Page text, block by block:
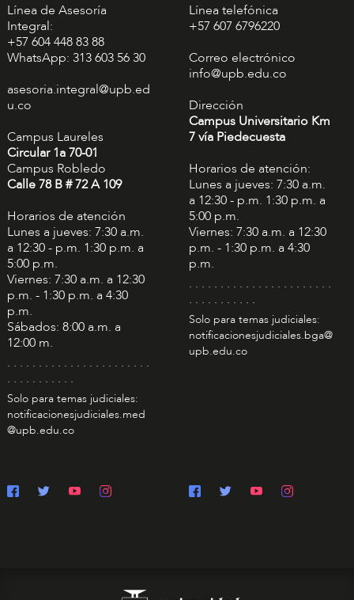
Línea de Asesoría
Integral:
+57 604 448 83 88
WhatsApp: 313 603 56 30
asesoria.integral@upb.ed
u.co
Campus Laureles
Circular 1a 70-01
Campus Robledo
Calle 78 B # 72 A 109
Horarios de atención
Lunes a jueves: 7:30 a.m.
a 12:30 - p.m. 1:30 p.m. a
5:00 p.m.
Viernes: 7:30 a.m. a 12:30
p.m. - 1:30 p.m. a 4:30
p.m.
Sábados: 8:00 a.m. a
12:00 m.
. . . . . . . . . . . . . . . . . . . . . . .
. . . . . . . . . . .
Solo para temas judiciales:
notificacionesjudiciales.med
@upb.edu.co
Línea telefónica
+57 607 6796220
Correo electrónico
info@upb.edu.co
Dirección
Campus Universitario Km
7 vía Piedecuesta
Horarios de atención:
Lunes a jueves: 7:30 a.m.
a 12:30 - p.m. 1:30 p.m. a
5:00 p.m.
Viernes: 7:30 a.m. a 12:30
p.m. - 1:30 p.m. a 4:30
p.m.
. . . . . . . . . . . . . . . . . . . . . . .
. . . . . . . . . . .
Solo para temas judiciales:
notificacionesjudiciales.bga@
upb.edu.co